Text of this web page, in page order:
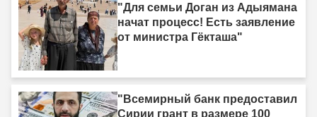
"Для семьи Доган из Адыямана
начат процесс! Есть заявление
от министра Гёкташа"
"Всемирный банк предоставил
Сирии грант в размере 100